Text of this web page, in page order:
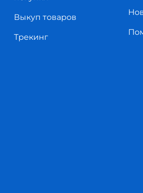
Выкуп товаров
Трекинг